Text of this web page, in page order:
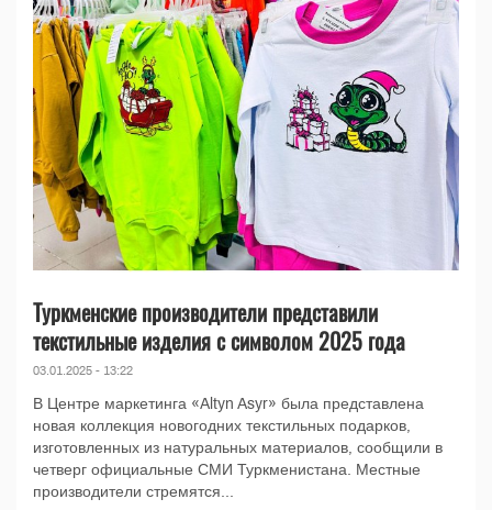
Туркменские производители представили
текстильные изделия с символом 2025 года
03.01.2025 - 13:22
В Центре маркетинга «Altyn Asyr» была представлена
новая коллекция новогодних текстильных подарков,
изготовленных из натуральных материалов, сообщили в
четверг официальные СМИ Туркменистана. Местные
производители стремятся...